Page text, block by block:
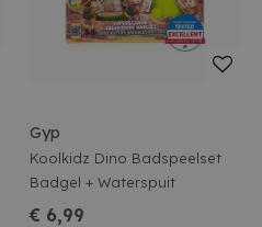
Gyp
Koolkidz Dino Badspeelset
Badgel + Waterspuit
€ 6,99